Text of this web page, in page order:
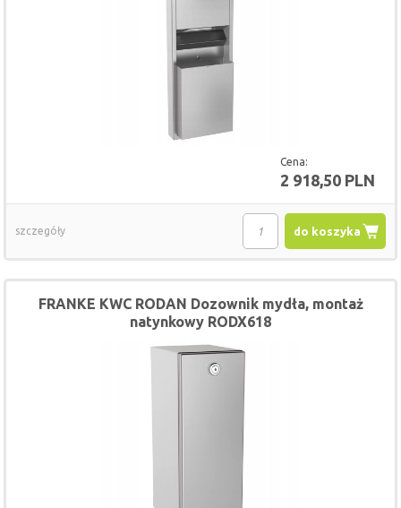
Cena:
2 918,50 PLN
do koszyka
szczegóły
FRANKE KWC RODAN Dozownik mydła, montaż
natynkowy RODX618